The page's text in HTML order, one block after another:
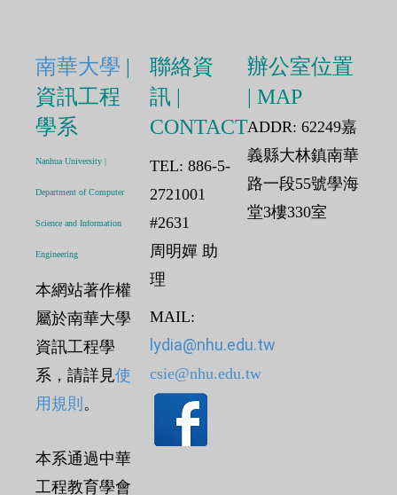
南華大學 |
資訊工程
學系
Nanhua University |
Department of Computer
Science and Information
Engineering
本網站著作權
屬於南華大學
資訊工程學
系，請詳見使
用規則 。
本系通過中華
工程教育學會
聯絡資
訊 |
CONTACT
TEL: 886-5-
2721001
#2631
周明嬋 助
理
MAIL:
lydia@nhu.edu.tw
csie@nhu.edu.tw
辦公室位置
| MAP
ADDR: 62249嘉
義縣大林鎮南華
路一段55號學海
堂3樓330室